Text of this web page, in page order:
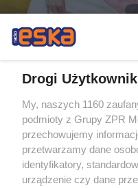
Drogi
My, naszych 1160
podmioty z Grupy ZPR
przechowujemy
przetwarzamy dane
identyfikatory,
urządzenie czy dane